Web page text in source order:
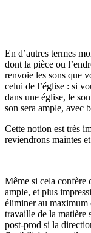
En d’autres termes
dont la pièce ou
renvoie les sons que
celui de l’église : si
dans une église, le
son sera ample, avec
Cette notion est très
reviendrons maintes
Même si cela confère
ample, et plus
éliminer au maximum
travaille de la matière
post-prod si la